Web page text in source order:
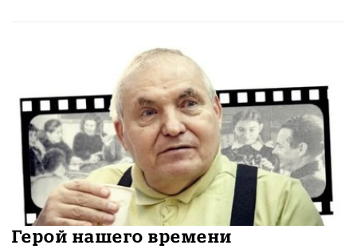
Герой нашего времени